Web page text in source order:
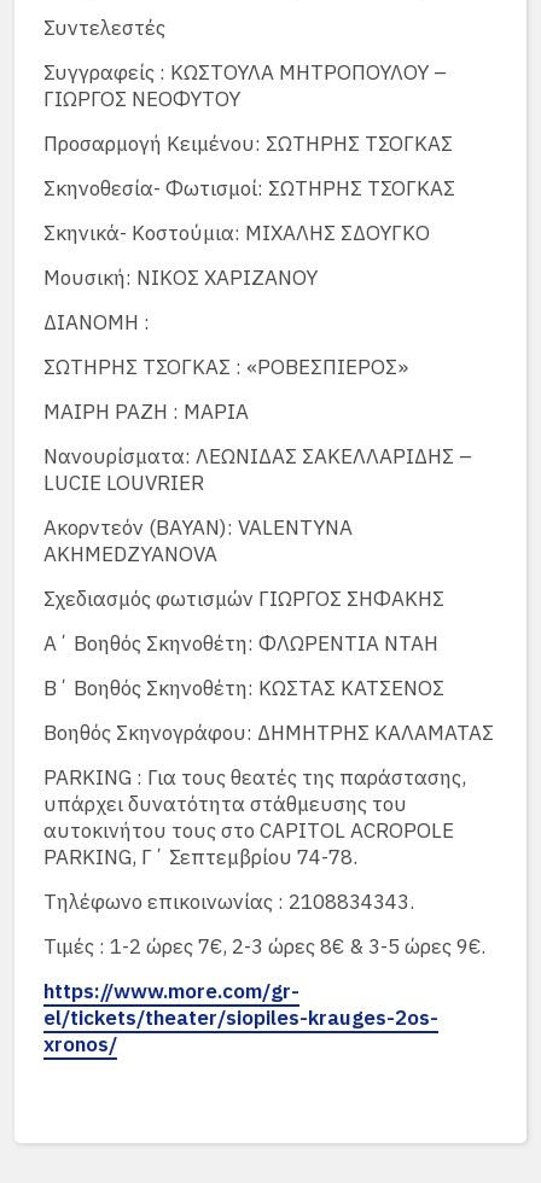
Συντελεστές
Συγγραφείς : ΚΩΣΤΟΥΛΑ ΜΗΤΡΟΠΟΥΛΟΥ –
ΓΙΩΡΓΟΣ ΝΕΟΦΥΤΟΥ
Προσαρμογή Κειμένου: ΣΩΤΗΡΗΣ ΤΣΟΓΚΑΣ
Σκηνοθεσία- Φωτισμοί: ΣΩΤΗΡΗΣ ΤΣΟΓΚΑΣ
Σκηνικά- Κοστούμια: ΜΙΧΑΛΗΣ ΣΔΟΥΓΚΟ
Μουσική: ΝΙΚΟΣ ΧΑΡΙΖΑΝΟΥ
ΔΙΑΝΟΜΗ :
ΣΩΤΗΡΗΣ ΤΣΟΓΚΑΣ : «ΡΟΒΕΣΠΙΕΡΟΣ»
ΜΑΙΡΗ ΡΑΖΗ : ΜΑΡΙΑ
Νανουρίσματα: ΛΕΩΝΙΔΑΣ ΣΑΚΕΛΛΑΡΙΔΗΣ –
LUCIE LOUVRIER
Ακορντεόν (BAYAN): VALENTYNA
AKHMEDZYANOVA
Σχεδιασμός φωτισμών ΓΙΩΡΓΟΣ ΣΗΦΑΚΗΣ
Α΄ Βοηθός Σκηνοθέτη: ΦΛΩΡΕΝΤΙΑ ΝΤΑΗ
Β΄ Βοηθός Σκηνοθέτη: ΚΩΣΤΑΣ ΚΑΤΣΕΝΟΣ
Βοηθός Σκηνογράφου: ΔΗΜΗΤΡΗΣ ΚΑΛΑΜΑΤΑΣ
PARKING : Για τους θεατές της παράστασης,
υπάρχει δυνατότητα στάθμευσης του
αυτοκινήτου τους στο CAPITOL ACROPOLE
PARKING, Γ΄ Σεπτεμβρίου 74-78.
Τηλέφωνο επικοινωνίας : 2108834343.
Τιμές : 1-2 ώρες 7€, 2-3 ώρες 8€ & 3-5 ώρες 9€.
https://www.more.com/gr-
el/tickets/theater/siopiles-krauges-2os-
xronos/